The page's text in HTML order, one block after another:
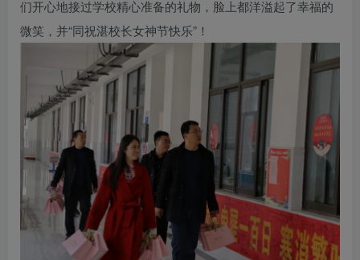
们开心地接过学校精心准备的礼物，脸上都洋溢起了幸福的
微笑，并“同祝湛校长女神节快乐”！